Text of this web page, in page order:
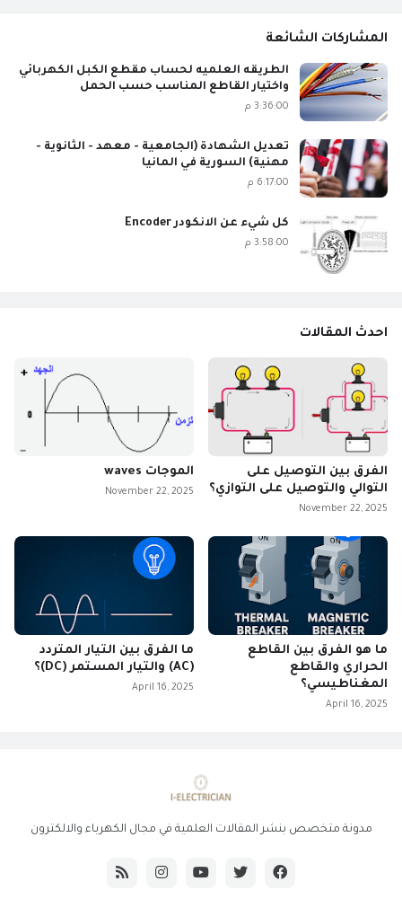
المشاركات الشائعة
الطريقه العلميه لحساب مقطع الكبل الكهربائي
واختيار القاطع المناسب حسب الحمل
3:36:00 م
تعديل الشهادة (الجامعية - معهد - الثانوية -
مهنية) السورية في المانيا
6:17:00 م
كل شيء عن الانكودر Encoder
3:58:00 م
احدث المقالات
الفرق بين التوصيل على
التوالي والتوصيل على التوازي؟
November 22, 2025
الموجات waves
November 22, 2025
ما هو الفرق بين القاطع
الحراري والقاطع
المغناطيسي؟
April 16, 2025
ما الفرق بين التيار المتردد
(AC) والتيار المستمر (DC)؟
April 16, 2025
مدونة متخصص بنشر المقالات العلمية في مجال الكهرباء والالكترون